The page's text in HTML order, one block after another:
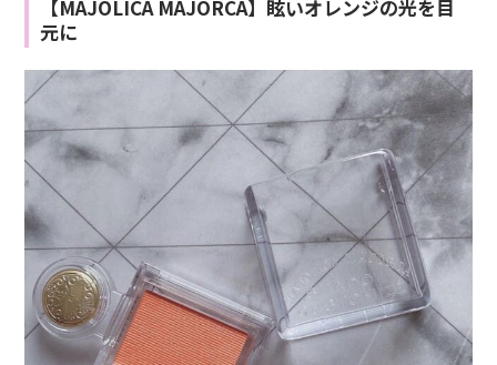
【MAJOLICA MAJORCA】眩いオレンジの光を目
元に